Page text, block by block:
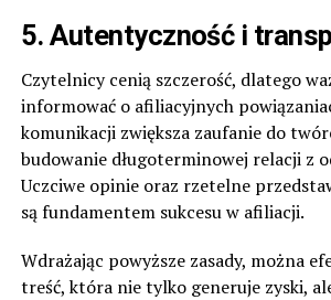
5. Autentyczność i
Czytelnicy cenią szczerość, dlatego
informować o afiliacyjnych
komunikacji zwiększa zaufanie do
budowanie długoterminowej relacji z
Uczciwe opinie oraz rzetelne
są fundamentem sukcesu w afiliacji.
Wdrażając powyższe zasady, można
treść, która nie tylko generuje zyski,